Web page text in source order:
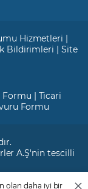
Hizmetleri |
Bildirimleri |Site
Formu | Ticari
Formu
A.Ş'nin tescilli
olan daha iyi bir